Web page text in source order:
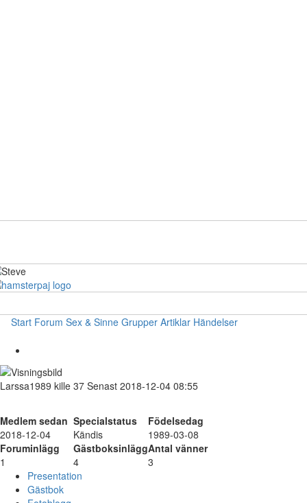
Start Forum Sex & Sinne Grupper Artiklar Händelser
Larssa1989 kille 37 Senast 2018-12-04 08:55
Medlem sedan Specialstatus
Födelsedag
2018-12-04
Kändis
1989-03-08
Foruminlägg
GästboksinläggAntal vänner
1
4
3
Presentation
Gästbok